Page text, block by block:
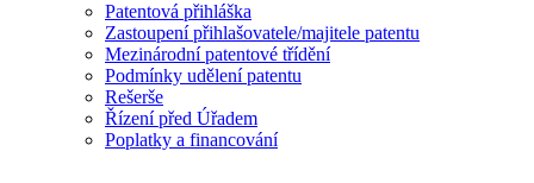
Patentová přihláška
Zastoupení přihlašovatele/majitele patentu
Mezinárodní patentové třídění
Podmínky udělení patentu
Rešerše
Řízení před Úřadem
Poplatky a financování